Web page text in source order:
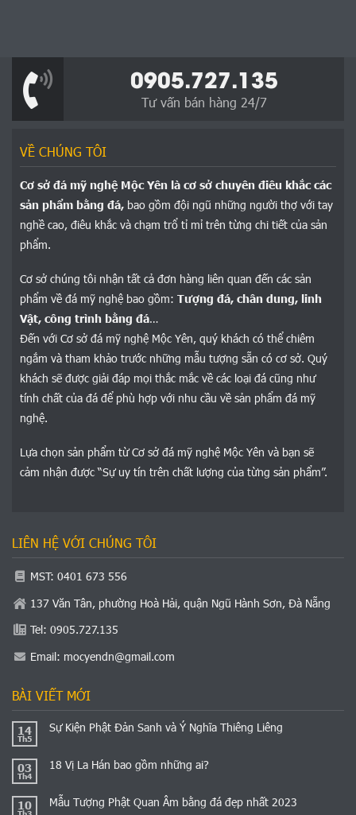
0905.727.135
Tư vấn bán hàng 24/7
VỀ CHÚNG TÔI
Cơ sở đá mỹ nghệ Mộc Yên là cơ sở chuyên điêu khắc các
sản phẩm bằng đá, bao gồm đội ngũ những người thợ với tay
nghề cao, điêu khắc và chạm trổ tỉ mỉ trên từng chi tiết của sản
phẩm.
Cơ sở chúng tôi nhận tất cả đơn hàng liên quan đến các sản
phẩm về đá mỹ nghệ bao gồm: Tượng đá, chân dung, linh
Vật, công trình bằng đá…
Đến với Cơ sở đá mỹ nghệ Mộc Yên, quý khách có thể chiêm
ngắm và tham khảo trước những mẫu tượng sẵn có cơ sở. Quý
khách sẽ được giải đáp mọi thắc mắc về các loại đá cũng như
tính chất của đá để phù hợp với nhu cầu về sản phẩm đá mỹ
nghệ.
Lựa chọn sản phẩm từ Cơ sở đá mỹ nghệ Mộc Yên và bạn sẽ
cảm nhận được “Sự uy tín trên chất lượng của từng sản phẩm”.
LIÊN HỆ VỚI CHÚNG TÔI
MST: 0401 673 556
137 Văn Tân, phường Hoà Hải, quận Ngũ Hành Sơn, Đà Nẵng
Tel: 0905.727.135
Email: mocyendn@gmail.com
BÀI VIẾT MỚI
14
Th5
Sự Kiện Phật Đản Sanh và Ý Nghĩa Thiêng Liêng
03
Th4
18 Vị La Hán bao gồm những ai?
10 Mẫu Tượng Phật Quan Âm bằng đá đẹp nhất 2023